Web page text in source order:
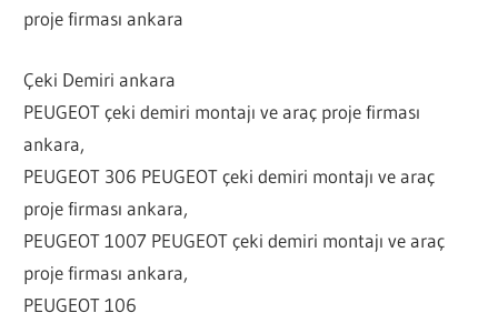
proje firması ankara
Çeki Demiri ankara
PEUGEOT çeki demiri montajı ve araç proje firması
ankara,
PEUGEOT 306 PEUGEOT çeki demiri montajı ve araç
proje firması ankara,
PEUGEOT 1007 PEUGEOT çeki demiri montajı ve araç
proje firması ankara,
PEUGEOT 106